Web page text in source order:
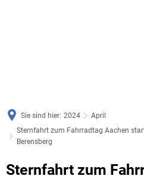
Sie sind hier: 2024
April
Sternfahrt zum Fahrradtag Aachen
Berensberg
Sternfahrt zum